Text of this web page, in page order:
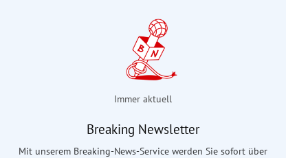
Immer aktuell
Breaking Newsletter
Mit unserem Breaking-News-Service werden Sie sofort über